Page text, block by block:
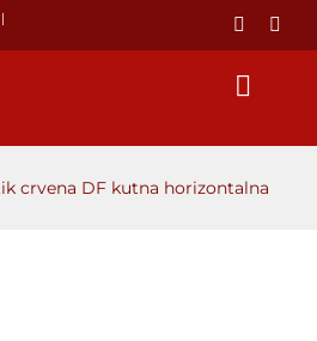
|
crvena DF kutna horizontalna